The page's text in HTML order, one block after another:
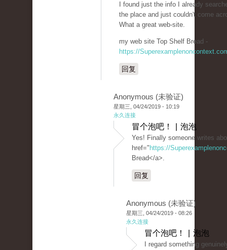
I found just the info I already
the place and just couldn't come
What a great web-site.
my web site Top Shelf Bread -
https://
回复
Anonymous (未验证)
星期三, 04/24/2019 - 10:19
永久连接
冒个泡吧！ | 泡泡
Yes! Finally someone writes
href=" https://
Bread</a>.
回复
Anonymous (未验证)
星期三, 04/24/2019 - 08:26
永久连接
冒个泡吧！ | 泡泡
I regard something